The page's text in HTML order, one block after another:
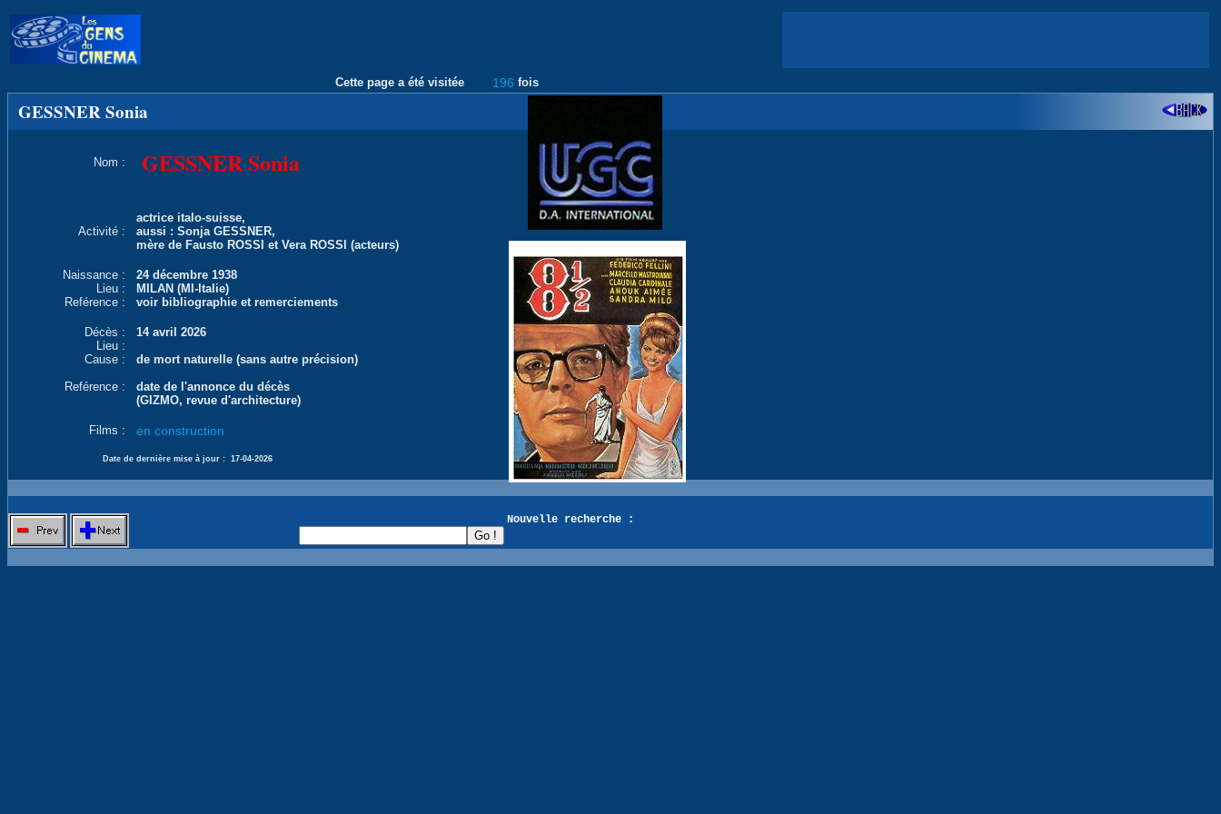
Cette page a été visitée 196 fois
GESSNER Sonia
Nom : GESSNER Sonia
Activité :
actrice italo-suisse,
aussi : Sonja GESSNER,
mère de Fausto ROSSI et Vera ROSSI (acteurs)
Naissance :
24 décembre 1938
Lieu :
MILAN (MI-Italie)
Reférence :
voir bibliographie et remerciements
Décès :
14 avril 2026
Lieu :
Cause :
de mort naturelle (sans autre précision)
Reférence :
date de l'annonce du décès
(GIZMO, revue d'architecture)
Films : en construction
Date de dernière mise à jour : 17-04-2026
Nouvelle recherche :